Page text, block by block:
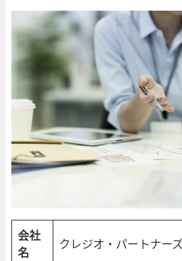
会社
名
クレジオ・パートナー